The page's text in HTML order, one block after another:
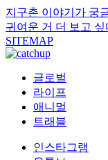
지구촌 이야기가 궁
귀여운 거 더 보고
SITEMAP
글로벌
라이프
애니멀
트래블
인스타그램